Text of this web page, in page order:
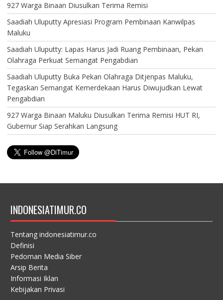
927 Warga Binaan Diusulkan Terima Remisi
Saadiah Uluputty Apresiasi Program Pembinaan Kanwilpas
Maluku
Saadiah Uluputty: Lapas Harus Jadi Ruang Pembinaan, Pekan
Olahraga Perkuat Semangat Pengabdian
Saadiah Uluputty Buka Pekan Olahraga Ditjenpas Maluku,
Tegaskan Semangat Kemerdekaan Harus Diwujudkan Lewat
Pengabdian
927 Warga Binaan Maluku Diusulkan Terima Remisi HUT RI,
Gubernur Siap Serahkan Langsung
INDONESIATIMUR.CO
Tentang indonesiatimur.co
Definisi
Pedoman Media Siber
Arsip Berita
Informasi Iklan
Kebijakan Privasi